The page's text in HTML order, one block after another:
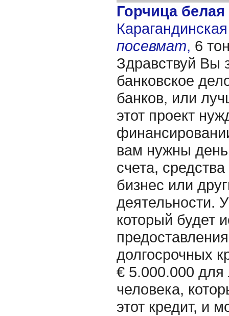
Горчица белая
посевмат, 6
Здравствуй Вы
банковское
банков, или
этот проект
вам нужны
счета,
бизнес или
деятельности.
который будет
долгосрочных
€ 5.000.000 для
человека,
этот кредит, и